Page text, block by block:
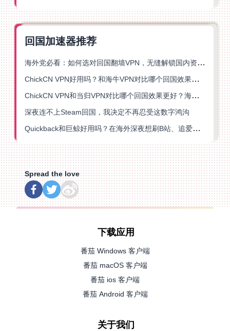
回国加速器推荐
海外党必看：如何选对回国翻墙VPN，无缝解锁国内资源？
ChickCN VPN好用吗？和海牛VPN对比哪个回国效果更好？
ChickCN VPN和当归VPN对比哪个回国效果更好？海外党亲测后选了它
深夜连不上Steam回国，我决定不再忍受这数字鸿沟
Quickback和巨鲸好用吗？在海外深夜想刷B站、追爱奇艺的你，或许正需要这份答案
Spread the love
下载应用
番茄 Windows 客户端
番茄 macOS 客户端
番茄 ios 客户端
番茄 Android 客户端
关于我们